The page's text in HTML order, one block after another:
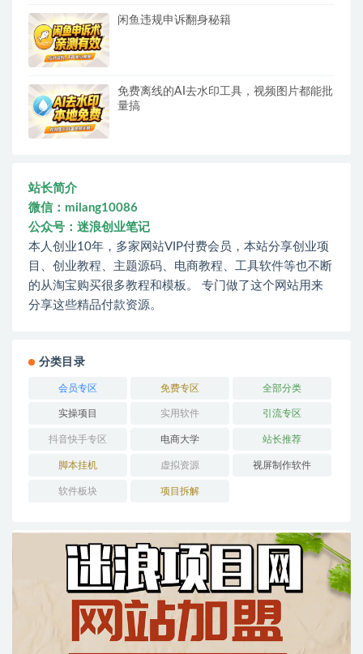
闲鱼违规申诉翻身秘籍
免费离线的AI去水印工具，视频图片都能批
量搞
站长简介
微信：milang10086
公众号：迷浪创业笔记
本人创业10年，多家网站VIP付费会员，本站分享创业项
目、创业教程、主题源码、电商教程、工具软件等也不断
的从淘宝购买很多教程和模板。 专门做了这个网站用来
分享这些精品付款资源。
分类目录
会员专区 免费专区 全部分类
实操项目 实用软件 引流专区
抖音快手专区 电商大学 站长推荐
脚本挂机 虚拟资源 视屏制作软件
软件板块 项目拆解